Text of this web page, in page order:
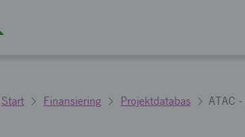
Start Finansiering Projektdatabas